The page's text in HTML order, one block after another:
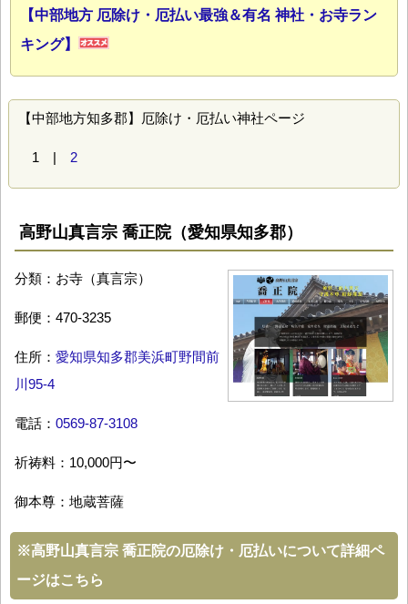
【中部地方 厄除け・厄払い最強＆有名 神社・お寺ラン
キング】
【中部地方知多郡】厄除け・厄払い神社ページ
1 | 2
高野山真言宗 喬正院（愛知県知多郡）
分類：お寺（真言宗）
郵便：470-3235
住所： 愛知県知多郡美浜町野間前
川95-4
電話： 0569-87-3108
祈祷料：10,000円〜
御本尊：地蔵菩薩
※高野山真言宗 喬正院の厄除け・厄払いについて詳細ペ
ージはこちら